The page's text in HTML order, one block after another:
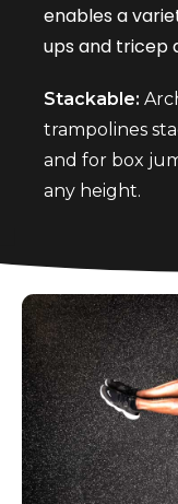
enables a
ups and tricep
Stackable:
trampolines
and for box
any height.